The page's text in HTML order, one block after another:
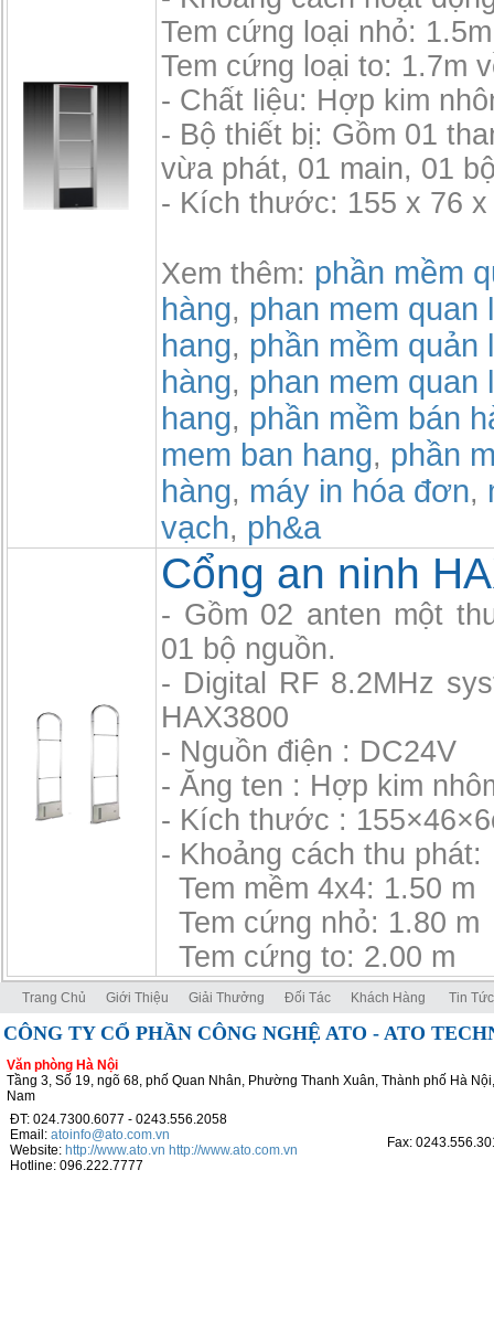
Tem cứng loại nhỏ:
Tem cứng loại to: 1.7m
- Chất liệu: Hợp kim
- Bộ thiết bị: Gồm 01
vừa phát, 01 main, 01
- Kích thước: 155 x 76 x
Xem thêm: phần mềm
hàng, phan mem quan
hang, phần mềm quản
hàng, phan mem quan
hang, phần mềm bán
mem ban hang, phần
hàng, máy in hóa đơn,
vạch, ph&a
Cổng an ninh
- Gồm 02 anten một
01 bộ nguồn.
- Digital RF 8.2MHz
HAX3800
- Nguồn điện : DC24V
- Ăng ten : Hợp kim
- Kích thước :
- Khoảng cách thu phát:
Tem mềm 4x4: 1.50 m
Tem cứng nhỏ: 1.80 m
Tem cứng to: 2.00 m
Trang Chủ Giới Thiệu Giải Thưởng Đối Tác Khách Hàng Tin Tức
CÔNG TY CỔ PHẦN CÔNG NGHỆ ATO - ATO
Văn phòng Hà Nội
Tầng 3, Số 19, ngõ 68, phố Quan Nhân, Phường Thanh Xuân, Thành phố Hà
Nam
ĐT: 024.7300.6077 - 0243.556.2058
Email: atoinfo@ato.com.vn
Website: http://www.ato.vn http://www.ato.com.vn
Hotline: 096.222.7777
Fax: